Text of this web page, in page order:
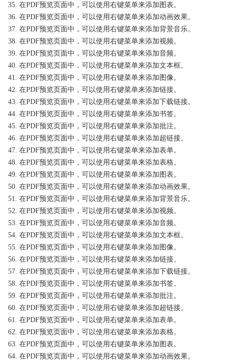
35. 在PDF预览页面中，可以使用右键菜单来添加图表。
36. 在PDF预览页面中，可以使用右键菜单来添加动画效果。
37. 在PDF预览页面中，可以使用右键菜单来添加背景音乐。
38. 在PDF预览页面中，可以使用右键菜单来添加视频。
39. 在PDF预览页面中，可以使用右键菜单来添加音频。
40. 在PDF预览页面中，可以使用右键菜单来添加文本框。
41. 在PDF预览页面中，可以使用右键菜单来添加图像。
42. 在PDF预览页面中，可以使用右键菜单来添加链接。
43. 在PDF预览页面中，可以使用右键菜单来添加下载链接。
44. 在PDF预览页面中，可以使用右键菜单来添加书签。
45. 在PDF预览页面中，可以使用右键菜单来添加批注。
46. 在PDF预览页面中，可以使用右键菜单来添加超链接。
47. 在PDF预览页面中，可以使用右键菜单来添加表单。
48. 在PDF预览页面中，可以使用右键菜单来添加表格。
49. 在PDF预览页面中，可以使用右键菜单来添加图表。
50. 在PDF预览页面中，可以使用右键菜单来添加动画效果。
51. 在PDF预览页面中，可以使用右键菜单来添加背景音乐。
52. 在PDF预览页面中，可以使用右键菜单来添加视频。
53. 在PDF预览页面中，可以使用右键菜单来添加音频。
54. 在PDF预览页面中，可以使用右键菜单来添加文本框。
55. 在PDF预览页面中，可以使用右键菜单来添加图像。
56. 在PDF预览页面中，可以使用右键菜单来添加链接。
57. 在PDF预览页面中，可以使用右键菜单来添加下载链接。
58. 在PDF预览页面中，可以使用右键菜单来添加书签。
59. 在PDF预览页面中，可以使用右键菜单来添加批注。
60. 在PDF预览页面中，可以使用右键菜单来添加超链接。
61. 在PDF预览页面中，可以使用右键菜单来添加表单。
62. 在PDF预览页面中，可以使用右键菜单来添加表格。
63. 在PDF预览页面中，可以使用右键菜单来添加图表。
64. 在PDF预览页面中，可以使用右键菜单来添加动画效果。